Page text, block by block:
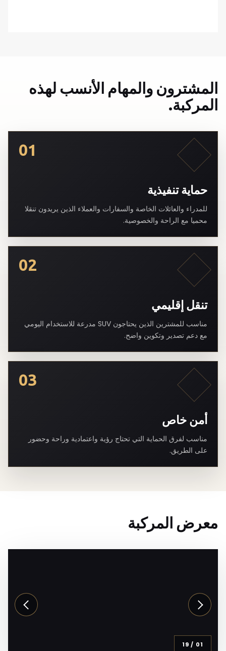
المشترون والمهام الأنسب لهذه
المركبة.
01
حماية تنفيذية
للمدراء والعائلات الخاصة والسفارات والعملاء الذين يريدون تنقلا
محميا مع الراحة والخصوصية.
02
تنقل إقليمي
مناسب للمشترين الذين يحتاجون SUV مدرعة للاستخدام اليومي
مع دعم تصدير وتكوين واضح.
03
أمن خاص
مناسب لفرق الحماية التي تحتاج رؤية واعتمادية وراحة وحضور
على الطريق.
معرض المركبة
01
/
19